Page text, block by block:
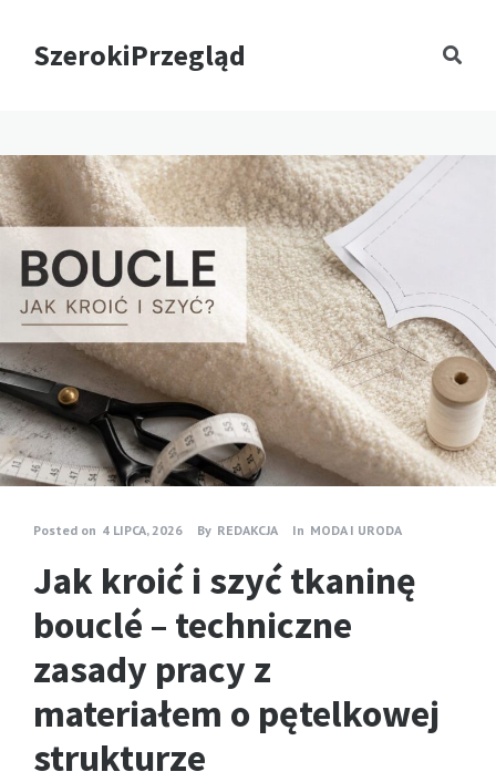
SzerokiPrzegląd
Posted on 4 LIPCA, 2026 By REDAKCJA In MODA I URODA
Jak kroić i szyć tkaninę
bouclé – techniczne
zasady pracy z
materiałem o pętelkowej
strukturze